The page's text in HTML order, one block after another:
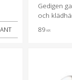
Gedigen
och klädhängare - en
89 KR